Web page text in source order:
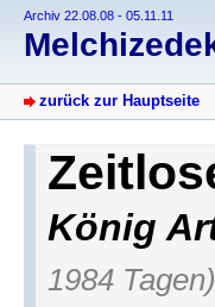
Archiv 22.08.08 - 05.11.11
zurück zur Hauptseite
König
1984 Tagen)